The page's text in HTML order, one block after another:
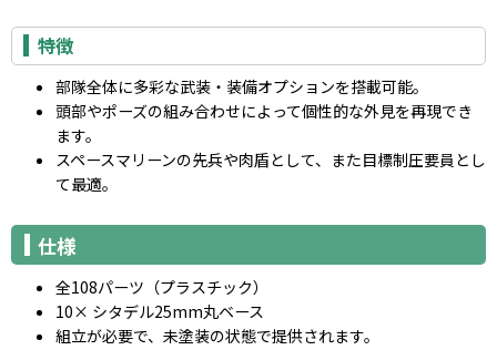
特徴
部隊全体に多彩な武装・装備オプションを搭載可能。
頭部やポーズの組み合わせによって個性的な外見を再現でき
ます。
スペースマリーンの先兵や肉盾として、また目標制圧要員とし
て最適。
仕様
全108パーツ（プラスチック）
10× シタデル25mm丸ベース
組立が必要で、未塗装の状態で提供されます。